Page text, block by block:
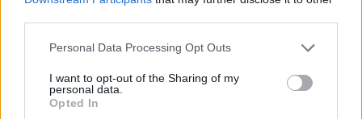
Personal Data Processing Opt Outs
I want to opt-out of the Sharing of my
personal data.
Opted In
Juuso Riikola
Ville Husso